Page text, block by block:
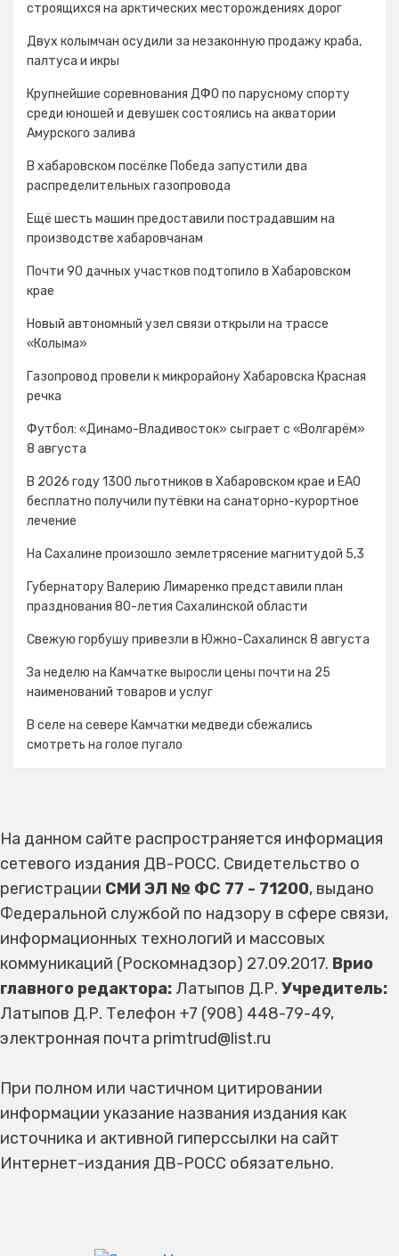
строящихся на арктических месторождениях дорог
Двух колымчан осудили за незаконную продажу краба,
палтуса и икры
Крупнейшие соревнования ДФО по парусному спорту
среди юношей и девушек состоялись на акватории
Амурского залива
В хабаровском посёлке Победа запустили два
распределительных газопровода
Ещё шесть машин предоставили пострадавшим на
производстве хабаровчанам
Почти 90 дачных участков подтопило в Хабаровском
крае
Новый автономный узел связи открыли на трассе
«Колыма»
Газопровод провели к микрорайону Хабаровска Красная
речка
Футбол: «Динамо-Владивосток» сыграет с «Волгарём»
8 августа
В 2026 году 1300 льготников в Хабаровском крае и ЕАО
бесплатно получили путёвки на санаторно-курортное
лечение
На Сахалине произошло землетрясение магнитудой 5,3
Губернатору Валерию Лимаренко представили план
празднования 80-летия Сахалинской области
Свежую горбушу привезли в Южно-Сахалинск 8 августа
За неделю на Камчатке выросли цены почти на 25
наименований товаров и услуг
В селе на севере Камчатки медведи сбежались
смотреть на голое пугало
На данном сайте распространяется информация
сетевого издания ДВ-РОСС. Свидетельство о
регистрации СМИ ЭЛ № ФС 77 - 71200, выдано
Федеральной службой по надзору в сфере связи,
информационных технологий и массовых
коммуникаций (Роскомнадзор) 27.09.2017. Врио
главного редактора: Латыпов Д.Р. Учредитель:
Латыпов Д.Р. Телефон +7 (908) 448-79-49,
электронная почта primtrud@list.ru
При полном или частичном цитировании
информации указание названия издания как
источника и активной гиперссылки на сайт
Интернет-издания ДВ-РОСС обязательно.